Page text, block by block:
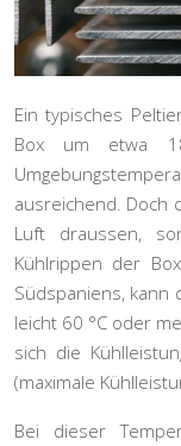
Ein typisches
Box um etwa
ausreichend. Doch
Luft draussen,
Kühlrippen der
Südspaniens, kann
leicht 60 °C oder
sich die
(maximale
Bei dieser